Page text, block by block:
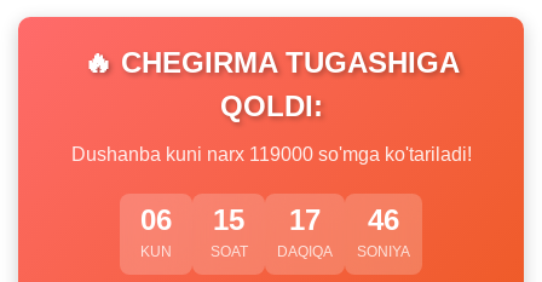
🔥 CHEGIRMA TUGASHIGA
QOLDI:
Dushanba kuni narx 119000 so'mga ko'tariladi!
06
KUN
15
SOAT
17
DAQIQA
45
SONIYA